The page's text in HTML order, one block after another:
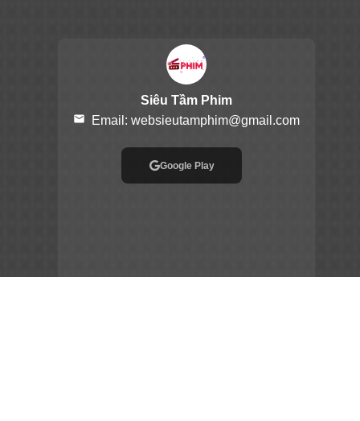
Siêu Tầm Phim
email Email: websieutamphim@gmail.com
Google Play